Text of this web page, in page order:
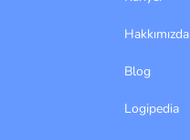
Hakkımızda
Blog
Logipedia